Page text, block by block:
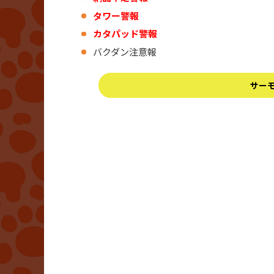
タワー警報
カタパッド警報
バクダン注意報
サー